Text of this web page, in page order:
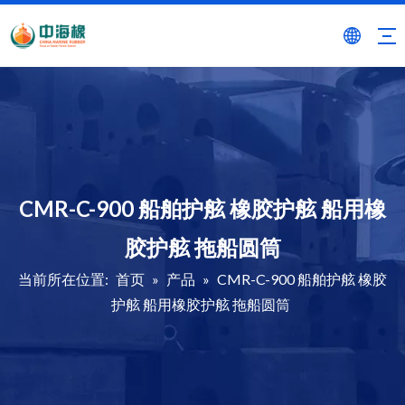
CMR-C-900 船舶护舷 橡胶护舷 船用橡
胶护舷 拖船圆筒
当前所在位置: 首页 » 产品 » CMR-C-900 船舶护舷 橡胶
护舷 船用橡胶护舷 拖船圆筒